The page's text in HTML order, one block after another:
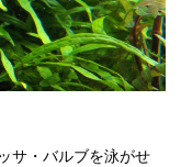
サ・バルブを泳がせ